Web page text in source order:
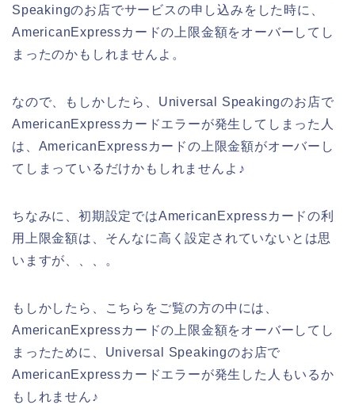
Speakingのお店でサービスの申し込みをした時に、
AmericanExpressカードの上限金額をオーバーしてし
まったのかもしれませんよ。
なので、もしかしたら、Universal Speakingのお店で
AmericanExpressカードエラーが発生してしまった人
は、AmericanExpressカードの上限金額がオーバーし
てしまっているだけかもしれませんよ♪
ちなみに、初期設定ではAmericanExpressカードの利
用上限金額は、そんなに高く設定されていないとは思
いますが、、、。
もしかしたら、こちらをご覧の方の中には、
AmericanExpressカードの上限金額をオーバーしてし
まったために、Universal Speakingのお店で
AmericanExpressカードエラーが発生した人もいるか
もしれません♪